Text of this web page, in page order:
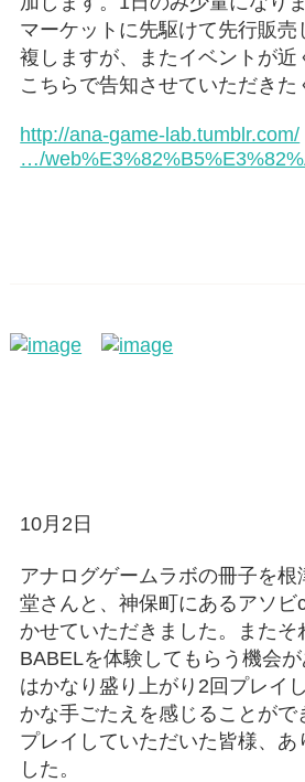
マーケットに先駆けて先行販売
複しますが、またイベントが近
こちらで告知させていただきた
http://ana-game-lab.tumblr.com/
…/
10月2日
アナログゲームラボの冊子を根
堂さんと、神保町にあるアソビ
かせていただきました。またそ
BABELを体験してもらう機会
はかなり盛り上がり2回プレイ
かな手ごたえを感じることがで
プレイしていただいた皆様、あ
した。